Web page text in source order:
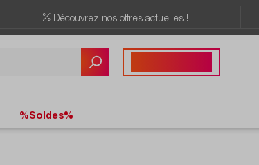
Découvrez nos offres actuelles !
%Soldes%